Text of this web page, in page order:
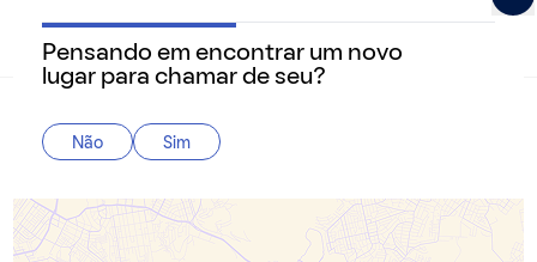
QuintoAndar Guias - Inspiração e tudo o que você
10 ideias de decoração para chá de panela
Apostar na criatividade e no reuso de vários objetos da
sua própria casa pode ser uma ótima opção para deixar
Pensando em encontrar um novo
lugar para chamar de seu?
Não Sim